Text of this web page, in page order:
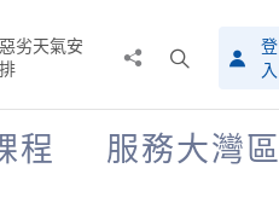
惡劣天氣安
排
搜
尋
介
登
入
程 服務大灣區